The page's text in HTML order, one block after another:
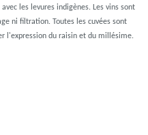
les levures indigènes. Les vins sont
ni filtration. Toutes les cuvées sont
l'expression du raisin et du millésime.